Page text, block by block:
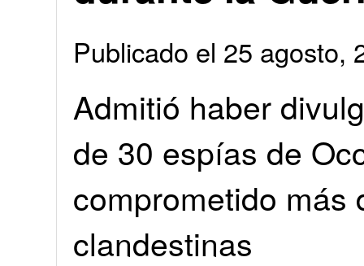
Publicado el 25 agosto,
Admitió haber
de 30 espías de
comprometido más
clandestinas